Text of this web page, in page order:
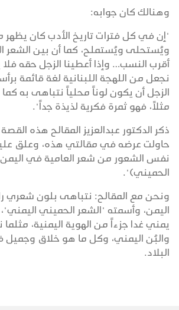
وهنالك كان جوابه:
"إن في كل فترات تاريخ الأدب كان يظهر
ويُستحلى ويُستملح، كما أن بين الشعر
أقرب النسب… وإذا أعطينا الزجل حقه فلا
نجعل من اللهجة اللبنانية لغة قائمة
الزجل أن يكون لوناً محلياً نتباهى به كما
مثلاً، فهو ثمرة فكرية لذيذة جداً".
ذكر الدكتور عبدالعزيز المقالح هذه
حاولت عرضه في مقالتي هذه، وعلق
نفس الشعور من شعر العامية في اليمن
الحميني)".
ونحن مع المقالح: نتباهى بلون شعري
اليمن، وأسمته "الشعر الحميني
يمني غدا جزءاً من الهوية اليمنية،
والبُن اليمني، وكل ما هو خلاق وجميل
البلاد.